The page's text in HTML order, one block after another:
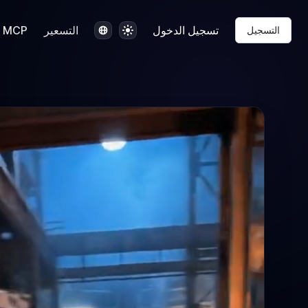
MCP التسعير اللغة المظهر تسجيل الدخول التسجيل